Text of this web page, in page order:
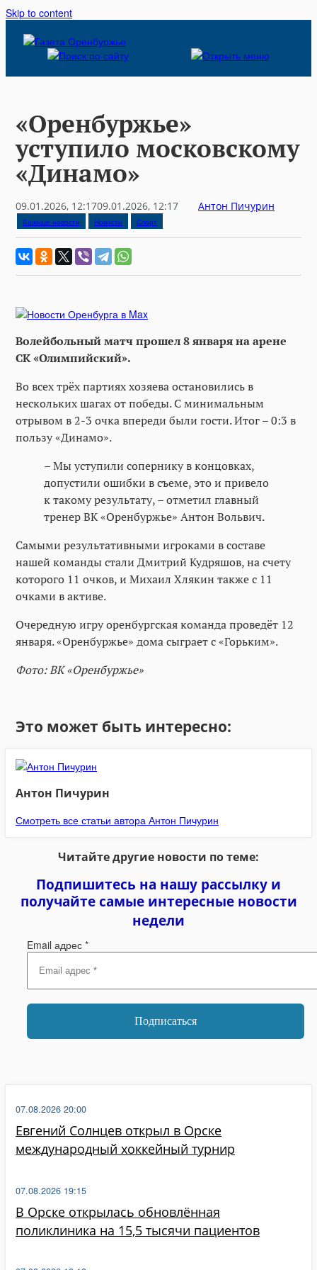
Skip to content
«Оренбуржье»
уступило московскому
«Динамо»
09.01.2026, 12:1709.01.2026, 12:17 Антон Пичурин
Важные новости Новости Спорт
Волейбольный матч прошел 8 января на арене
СК «Олимпийский».
Во всех трёх партиях хозяева остановились в
нескольких шагах от победы. С минимальным
отрывом в 2-3 очка впереди были гости. Итог – 0:3 в
пользу «Динамо».
– Мы уступили сопернику в концовках,
допустили ошибки в съеме, это и привело
к такому результату, – отметил главный
тренер ВК «Оренбуржье» Антон Вольвич.
Самыми результативными игроками в составе
нашей команды стали Дмитрий Кудряшов, на счету
которого 11 очков, и Михаил Хлякин также с 11
очками в активе.
Очередную игру оренбургская команда проведёт 12
января. «Оренбуржье» дома сыграет с «Горьким».
Фото: ВК «Оренбуржье»
Это может быть интересно:
Антон Пичурин
Смотреть все статьи автора Антон Пичурин
Читайте другие новости по теме:
Подпишитесь на нашу рассылку и
получайте самые интересные новости
недели
Email адрес *
Евгений Солнцев открыл в Орске
международный хоккейный турнир
07.08.2026 20:00
В Орске открылась обновлённая
поликлиника на 15,5 тысячи пациентов
07.08.2026 19:15